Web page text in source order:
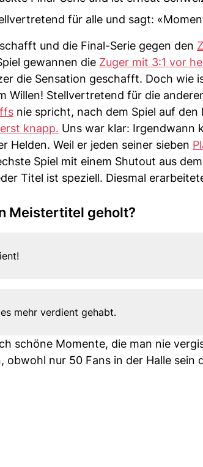
für alle und sagt:
und die Final-Serie gegen den
gewannen die Zuger mit 3:1 vor
die Sensation geschafft. Doch wie
Willen! Stellvertretend für die
nie spricht, nach dem Spiel auf den
knapp. Uns war klar: Irgendwann
Helden. Weil er jeden seiner sieben
Spiel mit einem Shutout aus dem
Titel ist speziell. Diesmal
Meistertitel geholt?
mehr verdient gehabt.
schöne Momente, die man nie
nur 50 Fans in der Halle sein